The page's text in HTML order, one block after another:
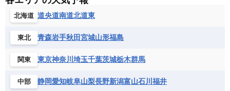
北海道 道央道南道北道東
東北 青森岩手秋田宮城山形福島
関東 東京神奈川 埼玉千葉茨城栃木群馬
中部 静岡愛知岐阜山梨長野新潟富山石川 福井